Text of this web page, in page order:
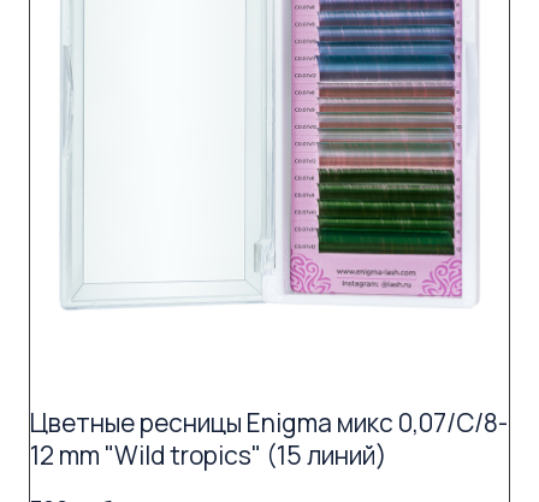
Цветные ресницы Enigma микс 0,07/C/8-
12 mm "Wild tropics" (15 линий)